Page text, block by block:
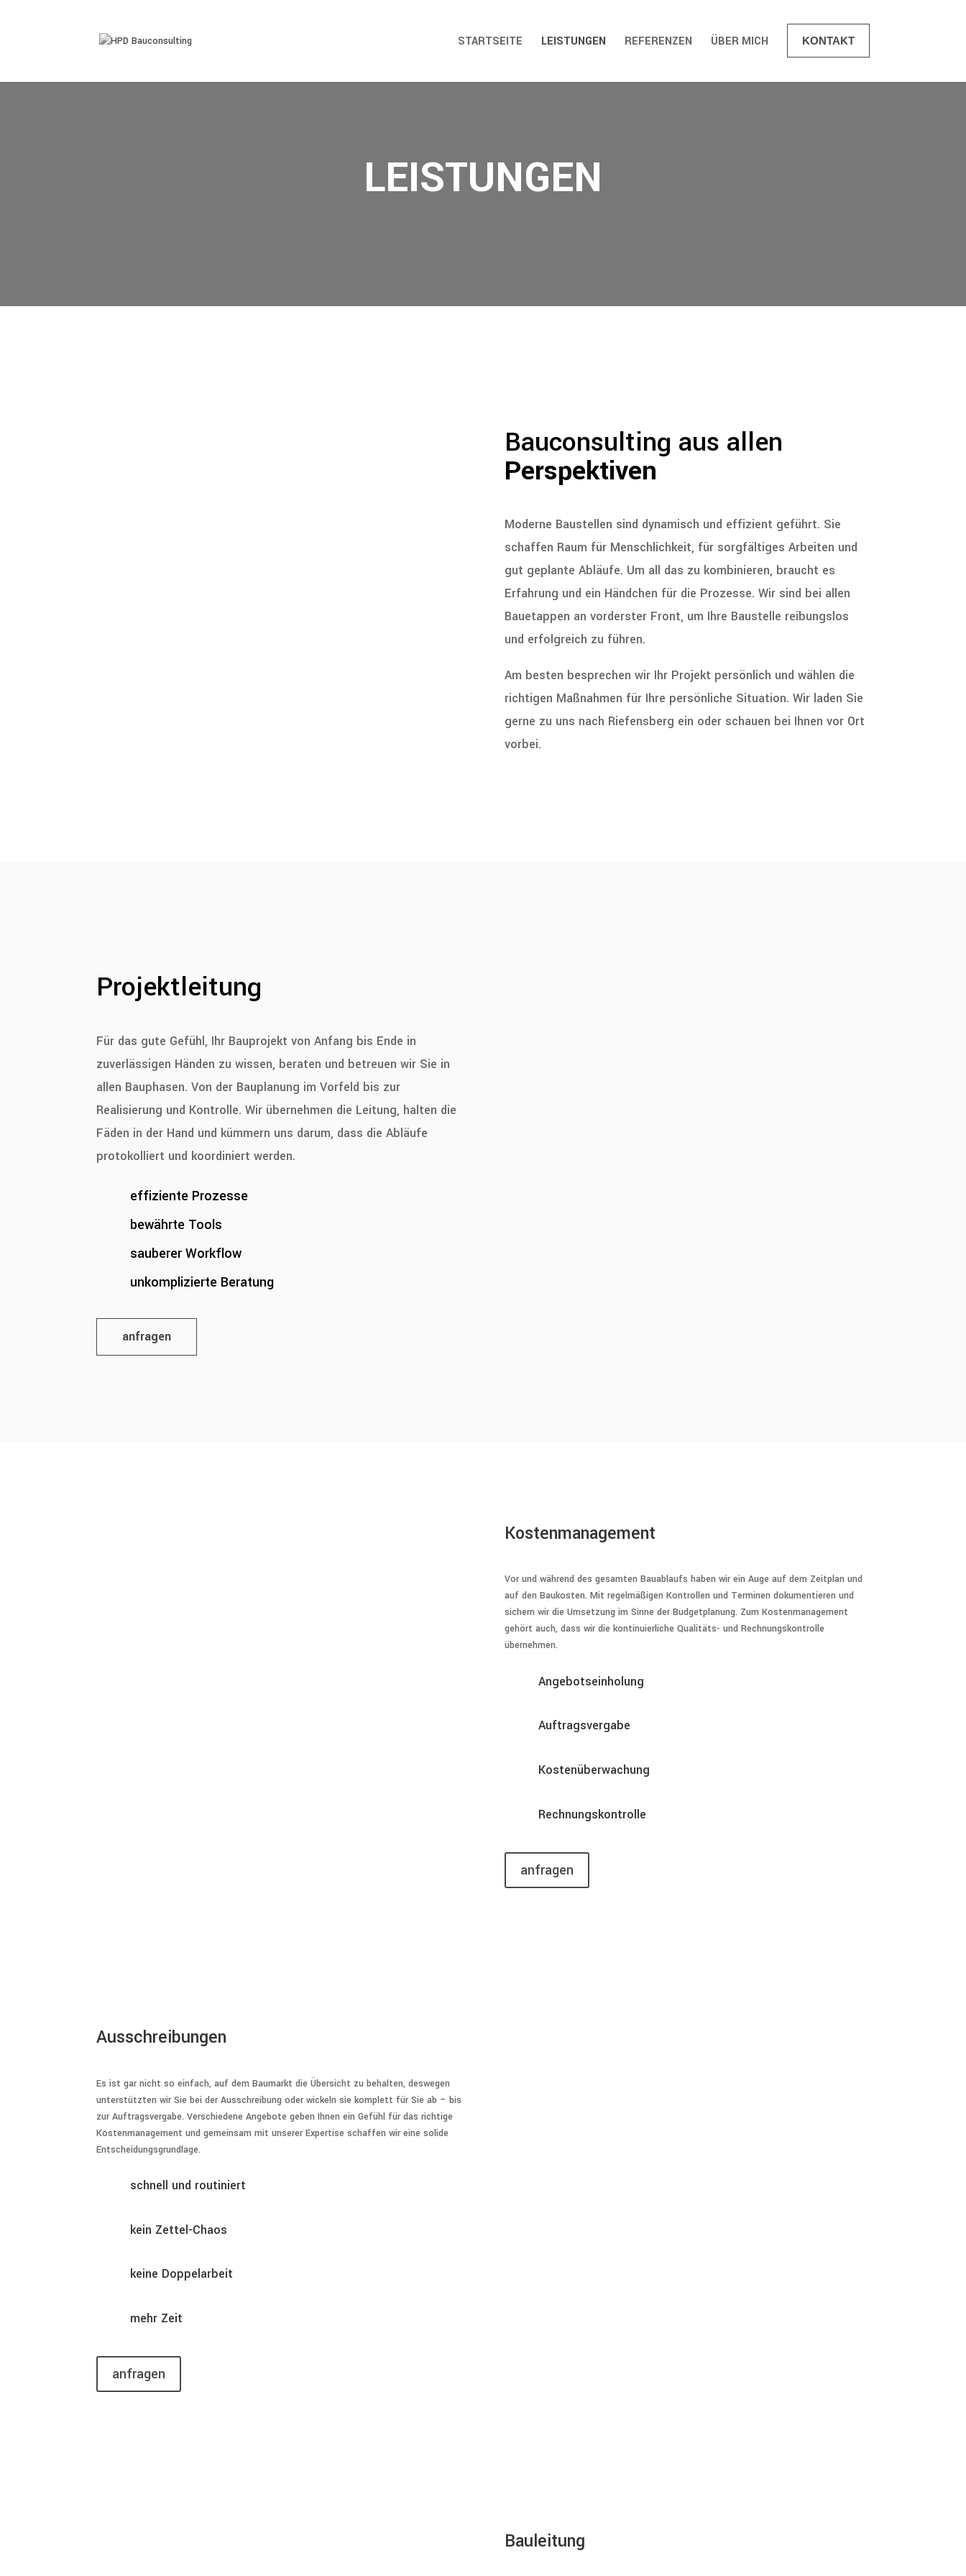
STARTSEITE LEISTUNGEN REFERENZEN ÜBER MICH KONTAKT
LEISTUNGEN
Bauconsulting aus allen
Perspektiven
Moderne Baustellen sind dynamisch und effizient geführt. Sie
schaffen Raum für Menschlichkeit, für sorgfältiges Arbeiten und
gut geplante Abläufe. Um all das zu kombinieren, braucht es
Erfahrung und ein Händchen für die Prozesse. Wir sind bei allen
Bauetappen an vorderster Front, um Ihre Baustelle reibungslos
und erfolgreich zu führen.
Am besten besprechen wir Ihr Projekt persönlich und wählen die
richtigen Maßnahmen für Ihre persönliche Situation. Wir laden Sie
gerne zu uns nach Riefensberg ein oder schauen bei Ihnen vor Ort
vorbei.
Projektleitung
Für das gute Gefühl, Ihr Bauprojekt von Anfang bis Ende in
zuverlässigen Händen zu wissen, beraten und betreuen wir Sie in
allen Bauphasen. Von der Bauplanung im Vorfeld bis zur
Realisierung und Kontrolle. Wir übernehmen die Leitung, halten die
Fäden in der Hand und kümmern uns darum, dass die Abläufe
protokolliert und koordiniert werden.
effiziente Prozesse
bewährte Tools
sauberer Workflow
unkomplizierte Beratung
anfragen
Kostenmanagement
Vor und während des gesamten Bauablaufs haben wir ein Auge auf dem Zeitplan und
auf den Baukosten. Mit regelmäßigen Kontrollen und Terminen dokumentieren und
sichern wir die Umsetzung im Sinne der Budgetplanung. Zum Kostenmanagement
gehört auch, dass wir die kontinuierliche Qualitäts- und Rechnungskontrolle
übernehmen.
Angebotseinholung
Auftragsvergabe
Kostenüberwachung
Rechnungskontrolle
anfragen
Ausschreibungen
Es ist gar nicht so einfach, auf dem Baumarkt die Übersicht zu behalten, deswegen
unterstützten wir Sie bei der Ausschreibung oder wickeln sie komplett für Sie ab – bis
zur Auftragsvergabe. Verschiedene Angebote geben Ihnen ein Gefühl für das richtige
Kostenmanagement und gemeinsam mit unserer Expertise schaffen wir eine solide
Entscheidungsgrundlage.
schnell und routiniert
kein Zettel-Chaos
keine Doppelarbeit
mehr Zeit
anfragen
Bauleitung